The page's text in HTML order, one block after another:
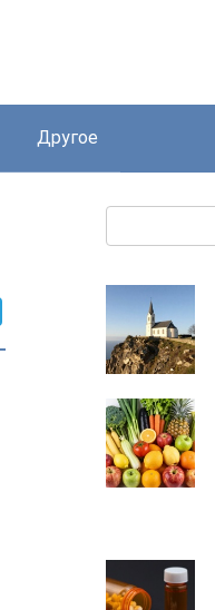
Другое